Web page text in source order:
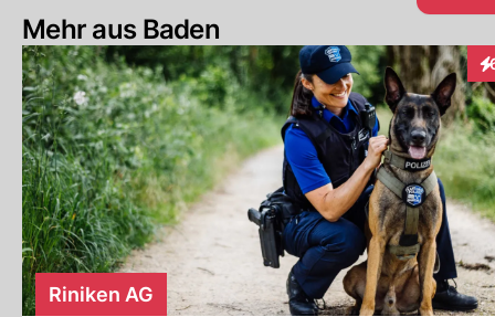
Mehr aus Baden
Riniken AG